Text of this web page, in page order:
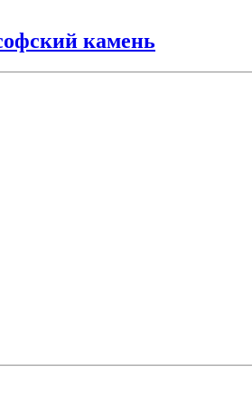
камень